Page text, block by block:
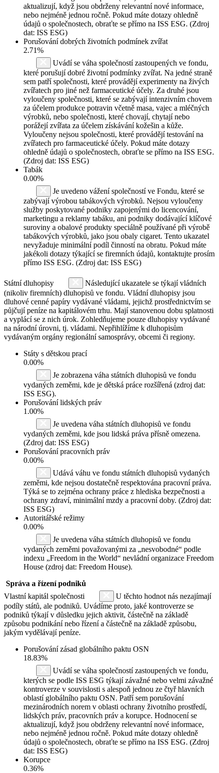
aktualizují, když jsou obdrženy relevantní nové informace,
nebo nejméně jednou ročně. Pokud máte dotazy ohledně
údajů o společnostech, obraťte se přímo na ISS ESG. (Zdroj
dat: ISS ESG)
Porušování dobrých životních podmínek zvířat
2.71%
Uvádí se váha společností zastoupených ve fondu,
které porušují dobré životní podmínky zvířat. Na jedné straně
sem patří společnosti, které provádějí experimenty na živých
zvířatech pro jiné než farmaceutické účely. Za druhé jsou
vyloučeny společnosti, které se zabývají intenzivním chovem
za účelem produkce potravin včetně masa, vajec a mléčných
výrobků, nebo společnosti, které chovají, chytají nebo
porážejí zvířata za účelem získávání kožešin a kůže.
Vyloučeny nejsou společnosti, které provádějí testování na
zvířatech pro farmaceutické účely. Pokud máte dotazy
ohledně údajů o společnostech, obraťte se přímo na ISS ESG.
(Zdroj dat: ISS ESG)
Tabák
0.00%
Je uvedeno vážení společností ve Fondu, které se
zabývají výrobou tabákových výrobků. Nejsou vyloučeny
služby poskytované podniky zapojenými do licencování,
marketingu a reklamy tabáku, ani podniky dodávající klíčové
suroviny a obalové produkty speciálně používané při výrobě
tabákových výrobků, jako jsou obaly cigaret. Tento ukazatel
nevyžaduje minimální podíl činností na obratu. Pokud máte
jakékoli dotazy týkající se firemních údajů, kontaktujte prosím
přímo ISS ESG. (Zdroj dat: ISS ESG)
Státní dluhopisy
Následující ukazatele se týkají vládních
(nikoliv firemních) dluhopisů ve fondu. Vládní dluhopisy jsou
dluhové cenné papíry vydávané vládami, jejichž prostřednictvím se
půjčují peníze na kapitálovém trhu. Mají stanovenou dobu splatnosti
a vyplácí se z nich úrok. Zohledňujeme pouze dluhopisy vydávané
na národní úrovni, tj. vládami. Nepřihlížíme k dluhopisům
vydávaným orgány regionální samosprávy, obcemi či regiony.
Státy s dětskou prací
0.00%
Je zobrazena váha státních dluhopisů ve fondu
vydaných zeměmi, kde je dětská práce rozšířená (zdroj dat:
ISS ESG).
Porušování lidských práv
1.00%
Je uvedena váha státních dluhopisů ve fondu
vydaných zeměmi, kde jsou lidská práva přísně omezena.
(Zdroj dat: ISS ESG)
Porušování pracovních práv
0.00%
Udává váhu ve fondu státních dluhopisů vydaných
zeměmi, kde nejsou dostatečně respektována pracovní práva.
Týká se to zejména ochrany práce z hlediska bezpečnosti a
ochrany zdraví, minimální mzdy a pracovní doby. (Zdroj dat:
ISS ESG)
Autoritářské režimy
0.00%
Je uvedena váha státních dluhopisů ve fondu
vydaných zeměmi považovanými za „nesvobodné“ podle
indexu „Freedom in the World“ nevládní organizace Freedom
House (zdroj dat: Freedom House).
Správa a řízení podniků
Vlastní kapitál společnosti
U těchto hodnot nás nezajímají
podíly států, ale podniků. Uvádíme proto, jaké kontroverze se
podniků týkají v důsledku jejich aktivit, částečně na základě
způsobu podnikání nebo řízení a částečně na základě způsobu,
jakým vydělávají peníze.
Porušování zásad globálního paktu OSN
18.83%
Uvádí se váha společností zastoupených ve fondu,
kterých se podle ISS ESG týkají závažné nebo velmi závažné
kontroverze v souvislosti s alespoň jednou ze čtyř hlavních
oblastí globálního paktu OSN. Patří sem porušování
mezinárodních norem v oblasti ochrany životního prostředí,
lidských práv, pracovních práv a korupce. Hodnocení se
aktualizují, když jsou obdrženy relevantní nové informace,
nebo nejméně jednou ročně. Pokud máte dotazy ohledně
údajů o společnostech, obraťte se přímo na ISS ESG. (Zdroj
dat: ISS ESG)
Korupce
0.36%